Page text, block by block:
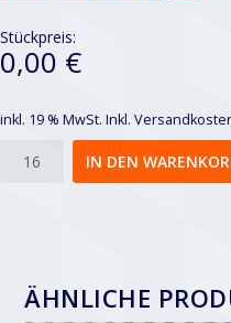
Stückpreis:
0,00 €
inkl. 19 % MwSt. Inkl.
IN DEN
ÄHNLICHE